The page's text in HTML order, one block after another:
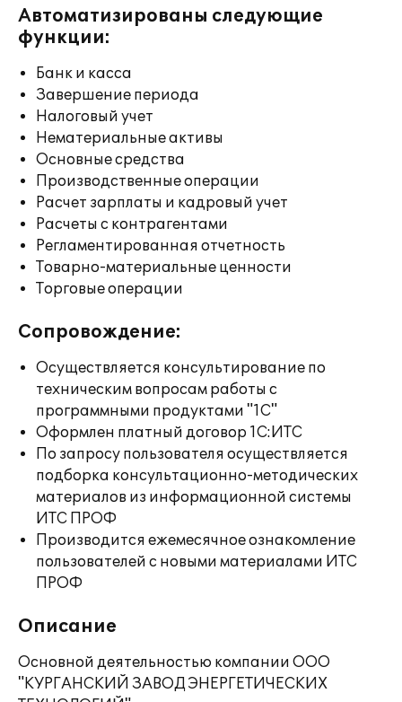
Автоматизированы следующие
функции:
Банк и касса
Завершение периода
Налоговый учет
Нематериальные активы
Основные средства
Производственные операции
Расчет зарплаты и кадровый учет
Расчеты с контрагентами
Регламентированная отчетность
Товарно-материальные ценности
Торговые операции
Сопровождение:
Осуществляется консультирование по
техническим вопросам работы с
программными продуктами "1С"
Оформлен платный договор 1С:ИТС
По запросу пользователя осуществляется
подборка консультационно-методических
материалов из информационной системы
ИТС ПРОФ
Производится ежемесячное ознакомление
пользователей с новыми материалами ИТС
ПРОФ
Описание
Основной деятельностью компании ООО
"КУРГАНСКИЙ ЗАВОД ЭНЕРГЕТИЧЕСКИХ